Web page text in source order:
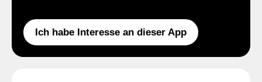
Ich habe Interesse an dieser App